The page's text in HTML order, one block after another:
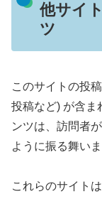
他サイ
ツ
このサイトの投
投稿など) が含ま
ンツは、訪問者
ように振る舞いま
これらのサイト